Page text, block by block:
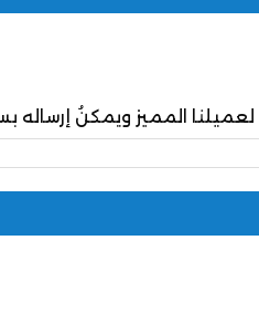
المميز ويمكنُ إرساله